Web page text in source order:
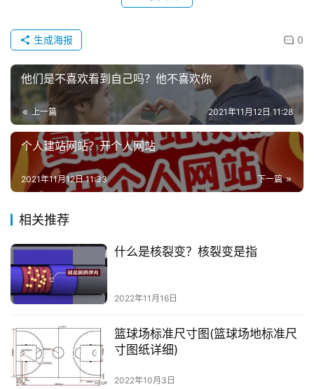
0
生成海报
他们是不喜欢看到自己吗？他不喜欢你
上一篇 2021年11月12日 11:28
个人建站网站？开个人网站
下一篇
2021年11月12日 11:33
相关推荐
什么是核裂变？核裂变是指
2022年11月16日
篮球场标准尺寸图(篮球场地标准尺
寸图纸详细)
2022年10月3日